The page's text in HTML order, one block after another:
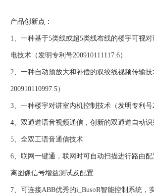
产品创新点：
1、一种基于5类线或超5类线布线的楼宇可视
电技术（发明专利号200910111117.6）
2、一种自动预放大和补偿的双绞线视频传输
200910110997.5）
3、一种楼宇对讲室内机控制技术（发明专利号
4、双通道语音视频通信，创新的双通道自动
5、全双工语音通信技术
6、联网一键通，联网时可自动扫描进行路由
离图像信号增益测试及配置
7、可连接ABB优秀的i_Bus○R智能控制系统，